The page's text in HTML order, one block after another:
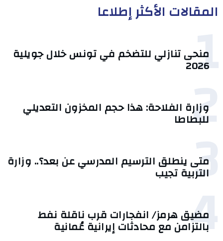
المقالات الأكثر إطلاعا
1 منحى تنازلي ‎للتضخم في تونس خلال جويلية
2026‎
2
وزارة الفلاحة: هذا حجم المخزون التعديلي
للبطاطا
3
متى ينطلق الترسيم المدرسي عن بعد؟.. وزارة
التربية تجيب
4
مضيق هرمز/ انفجارات قرب ناقلة نفط
بالتزامن مع محادثات إيرانية عُمانية